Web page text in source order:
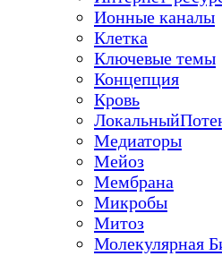
Ионные каналы
Клетка
Ключевые темы
Концепция
Кровь
Медиаторы
Мейоз
Мембрана
Микробы
Митоз
Молекулярная